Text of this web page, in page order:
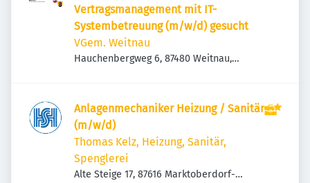
Vertragsmanagement mit IT-
Systembetreuung (m/w/d) gesucht
VGem. Weitnau
Hauchenbergweg 6, 87480 Weitnau,
Anlagenmechaniker Heizung / Sanitär
(m/w/d)
Thomas Kelz, Heizung, Sanitär,
Spenglerei
Alte Steige 17, 87616 Marktoberdorf-